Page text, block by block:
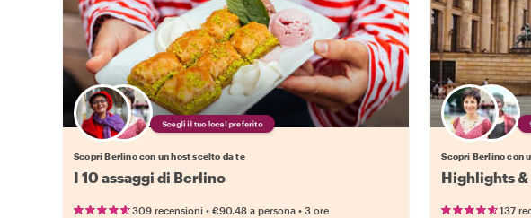
Scegli il tuo local preferito
Scopri Berlino con un host scelto da te
I 10 assaggi di Berlino
309 recensioni • €90.48 a persona • 3 ore
Scopri Berlino con
Highlights
137